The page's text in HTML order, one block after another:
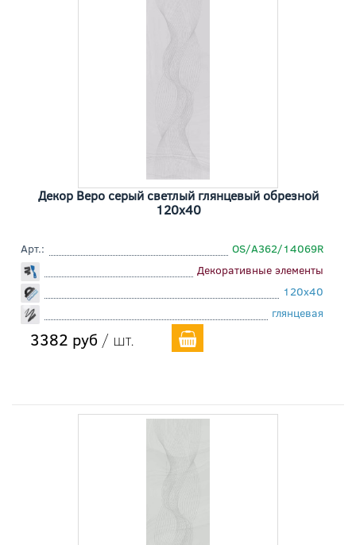
Декор Веро серый светлый глянцевый обрезной
120x40
Арт.:
OS/A362/14069R
Декоративные элементы
120x40
глянцевая
3382 руб / шт.